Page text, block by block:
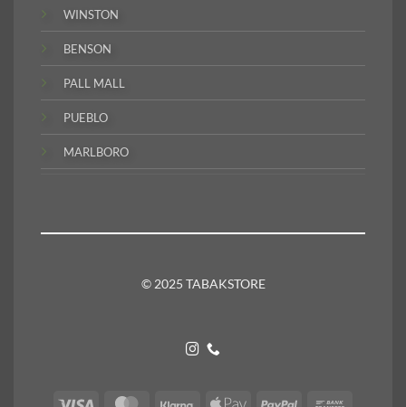
WINSTON
BENSON
PALL MALL
PUEBLO
MARLBORO
© 2025 TABAKSTORE
Visa MasterCardKlarna Apple PayPal